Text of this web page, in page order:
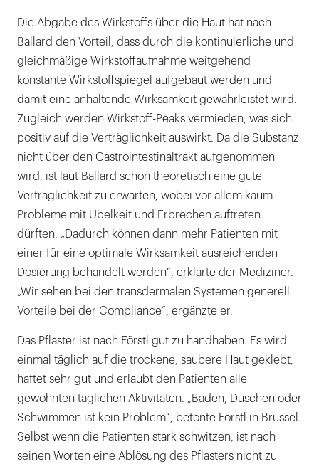
Die Abgabe des Wirkstoffs über die Haut hat nach
Ballard den Vorteil, dass durch die kontinuierliche und
gleichmäßige Wirkstoffaufnahme weitgehend
konstante Wirkstoffspiegel aufgebaut werden und
damit eine anhaltende Wirksamkeit gewährleistet wird.
Zugleich werden Wirkstoff-Peaks vermieden, was sich
positiv auf die Verträglichkeit auswirkt. Da die Substanz
nicht über den Gastrointestinaltrakt aufgenommen
wird, ist laut Ballard schon theoretisch eine gute
Verträglichkeit zu erwarten, wobei vor allem kaum
Probleme mit Übelkeit und Erbrechen auftreten
dürften. „Dadurch können dann mehr Patienten mit
einer für eine optimale Wirksamkeit ausreichenden
Dosierung behandelt werden“, erklärte der Mediziner.
„Wir sehen bei den transdermalen Systemen generell
Vorteile bei der Compliance“, ergänzte er.
Das Pflaster ist nach Förstl gut zu handhaben. Es wird
einmal täglich auf die trockene, saubere Haut geklebt,
haftet sehr gut und erlaubt den Patienten alle
gewohnten täglichen Aktivitäten. „Baden, Duschen oder
Schwimmen ist kein Problem“, betonte Förstl in Brüssel.
Selbst wenn die Patienten stark schwitzen, ist nach
seinen Worten eine Ablösung des Pflasters nicht zu